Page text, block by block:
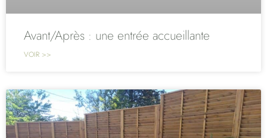
Avant/Après : une entrée accueillante
VOIR >>